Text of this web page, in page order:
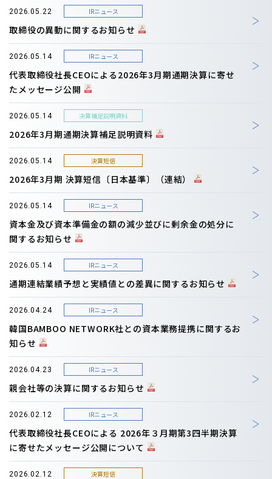
2026.05.22 IRニュース
取締役の異動に関するお知らせ
2026.05.14 IRニュース
代表取締役社長CEOによる2026年3月期通期決算に寄せ
たメッセージ公開
2026.05.14 決算補足説明資料
2026年3月期通期決算補足説明資料
2026.05.14 決算短信
2026年3月期 決算短信〔日本基準〕（連結）
2026.05.14 IRニュース
資本金及び資本準備金の額の減少並びに剰余金の処分に
関するお知らせ
2026.05.14 IRニュース
通期連結業績予想と実績値との差異に関するお知らせ
2026.04.24 IRニュース
韓国BAMBOO NETWORK社との資本業務提携に関するお
知らせ
2026.04.23 IRニュース
親会社等の決算に関するお知らせ
2026.02.12 IRニュース
代表取締役社長CEOによる 2026年３月期第3四半期決算
に寄せたメッセージ公開について
2026.02.12 決算短信